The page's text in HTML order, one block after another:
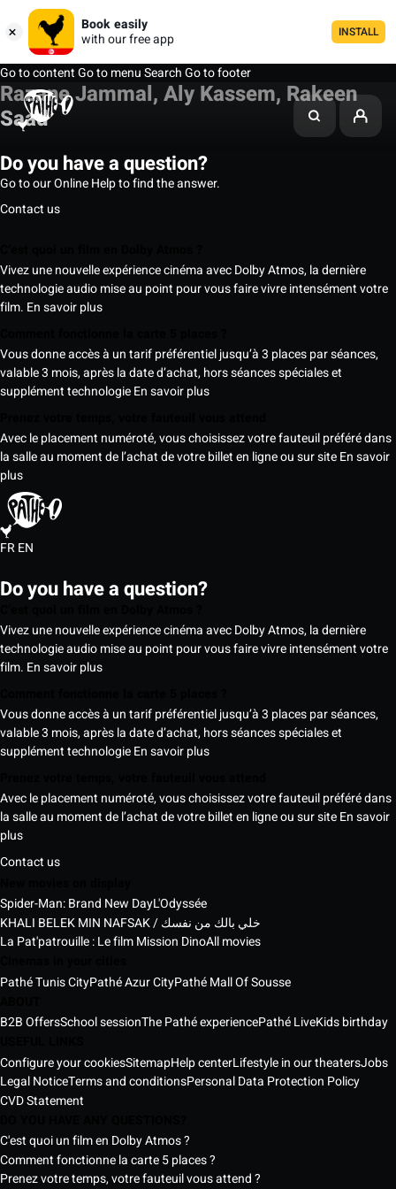
Book easily
with our free app
INSTALL
Go to contentGo to menuSearchGo to footer
Razane Jammal, Aly Kassem, Rakeen
Saad
Do you have a question?
Go to our Online Help to find the answer.
Contact us
Vivez une nouvelle expérience cinéma avec Dolby Atmos, la dernière
technologie audio mise au point pour vous faire vivre intensément votre
film. En savoir plus
Vous donne accès à un tarif préférentiel jusqu’à 3 places par séances,
valable 3 mois, après la date d’achat, hors séances spéciales et
supplément technologieEn savoir plus
Avec le placement numéroté, vous choisissez votre fauteuil préféré dans
la salle au moment de l’achat de votre billet en ligne ou sur siteEn savoir
plus
FREN
Do you have a question?
Vivez une nouvelle expérience cinéma avec Dolby Atmos, la dernière
technologie audio mise au point pour vous faire vivre intensément votre
film. En savoir plus
Vous donne accès à un tarif préférentiel jusqu’à 3 places par séances,
valable 3 mois, après la date d’achat, hors séances spéciales et
supplément technologieEn savoir plus
Avec le placement numéroté, vous choisissez votre fauteuil préféré dans
la salle au moment de l’achat de votre billet en ligne ou sur siteEn savoir
plus
Contact us
Spider-Man: Brand New DayL'Odyssée
KHALI BELEK MIN NAFSAK / خلي بالك من نفسك
La Pat'patrouille : Le film Mission DinoAll movies
Pathé Tunis CityPathé Azur CityPathé Mall Of Sousse
B2B OffersSchool sessionThe Pathé experiencePathé LiveKids birthday
Configure your cookiesSitemapHelp centerLifestyle in our theatersJobs
Legal NoticeTerms and conditionsPersonal Data Protection Policy
CVD Statement
C'est quoi un film en Dolby Atmos ?
Comment fonctionne la carte 5 places ?
Prenez votre temps, votre fauteuil vous attend ?